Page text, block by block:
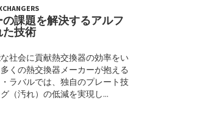
課題を解決するアルフ
た技術
社会に貢献熱交換器の効率をい
くの熱交換器メーカーが抱える
ラバルでは、独自のプレート技
（汚れ）の低減を実現し...